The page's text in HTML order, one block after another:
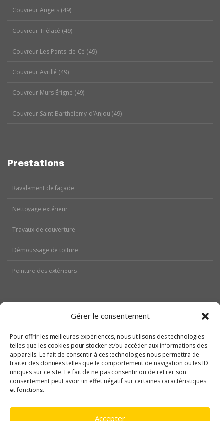
Gérer le consentement
Pour offrir les meilleures expériences, nous utilisons des technologies
telles que les cookies pour stocker et/ou accéder aux informations des
appareils. Le fait de consentir à ces technologies nous permettra de
traiter des données telles que le comportement de navigation ou les ID
uniques sur ce site. Le fait de ne pas consentir ou de retirer son
consentement peut avoir un effet négatif sur certaines caractéristiques
et fonctions.
Accepter
Couvreur Angers (49)
Couvreur Trélazé (49)
Couvreur Les Ponts-de-Cé (49)
Couvreur Avrillé (49)
Couvreur Murs-Érigné (49)
Couvreur Saint-Barthélemy-d’Anjou (49)
Prestations
Ravalement de façade
Nettoyage extérieur
Travaux de couverture
Démoussage de toiture
Peinture des extérieurs
Nos réalisations
Contactez-nous
Politique de cookies (UE)
Mentions légales